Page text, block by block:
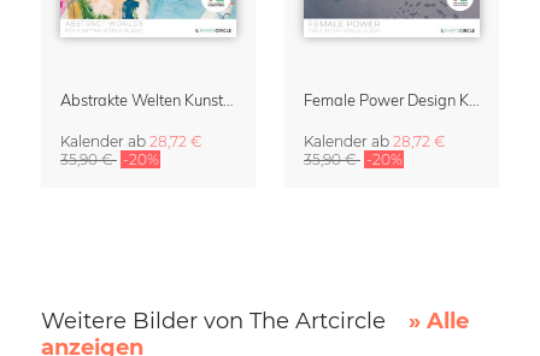
Abstrakte Welten Kunstkalender 2027
Kalender ab 28,72 €
35,90 € -20%
Female Power Design Kalender 2027
Kalender ab 28,72 €
35,90 € -20%
Weitere Bilder von The Artcircle
» Alle
anzeigen